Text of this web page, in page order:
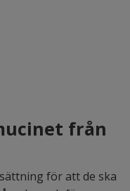
från
för att de ska